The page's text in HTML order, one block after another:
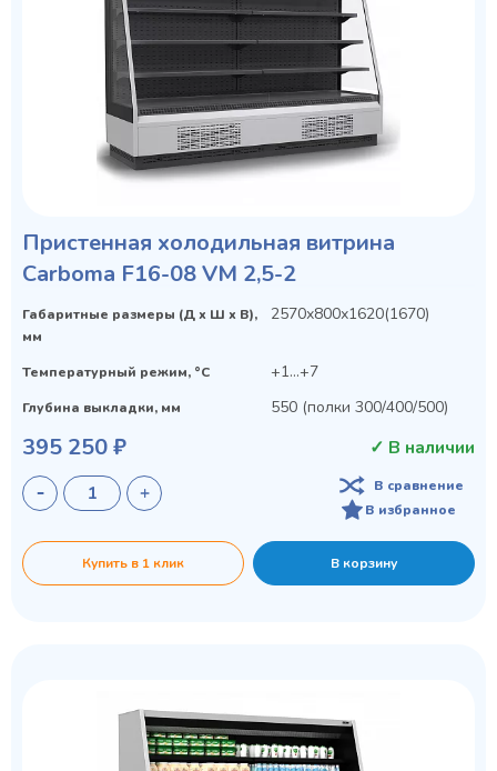
Пристенная холодильная витрина
Carboma F16-08 VM 2,5-2
Габаритные размеры (Д х Ш х В),
мм
2570х800х1620(1670)
Температурный режим, °C +1...+7
Глубина выкладки, мм 550 (полки 300/400/500)
395 250 ₽ ✓ В наличии
В сравнение
В избранное
Купить в 1 клик В корзину